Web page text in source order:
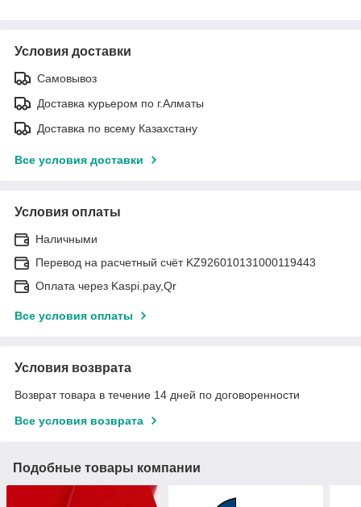
Условия доставки
Самовывоз
Доставка курьером по г.Алматы
Доставка по всему Казахстану
Все условия доставки
Условия оплаты
Наличными
Перевод на расчетный счёт KZ926010131000119443
Оплата через Kaspi.pay,Qr
Все условия оплаты
Условия возврата
Возврат товара в течение 14 дней по договоренности
Все условия возврата
Подобные товары компании